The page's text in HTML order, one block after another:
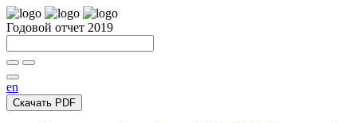
Годовой отчет 2019
en
Скачать PDF